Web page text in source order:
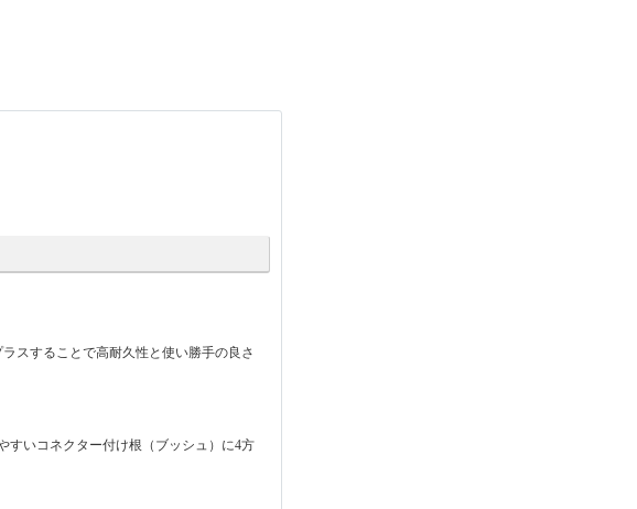
スすることで高耐久性と使い勝手の良さ
すいコネクター付け根（ブッシュ）に4方